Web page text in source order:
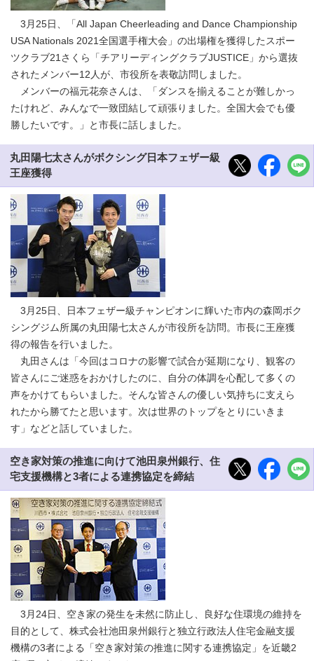
3月25日、「All Japan Cheerleading and Dance Championship
USA Nationals 2021全国選手権大会」の出場権を獲得したスポー
ツクラブ21さくら「チアリーディングクラブJUSTICE」から選抜
されたメンバー12人が、市役所を表敬訪問しました。
メンバーの福元花奈さんは、「ダンスを揃えることが難しかっ
たけれど、みんなで一致団結して頑張りました。全国大会でも優
勝したいです。」と市長に話しました。
丸田陽七太さんがボクシング日本フェザー級
王座獲得
3月25日、日本フェザー級チャンピオンに輝いた市内の森岡ボク
シングジム所属の丸田陽七太さんが市役所を訪問。市長に王座獲
得の報告を行いました。
丸田さんは「今回はコロナの影響で試合が延期になり、観客の
皆さんにご迷惑をおかけしたのに、自分の体調を心配して多くの
声をかけてもらいました。そんな皆さんの優しい気持ちに支えら
れたから勝てたと思います。次は世界のトップをとりにいきま
す」などと話していました。
空き家対策の推進に向けて池田泉州銀行、住
宅支援機構と3者による連携協定を締結
3月24日、空き家の発生を未然に防止し、良好な住環境の維持を
目的として、株式会社池田泉州銀行と独立行政法人住宅金融支援
機構の3者による「空き家対策の推進に関する連携協定」を近畿2